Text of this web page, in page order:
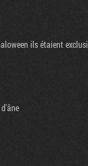
ils étaient